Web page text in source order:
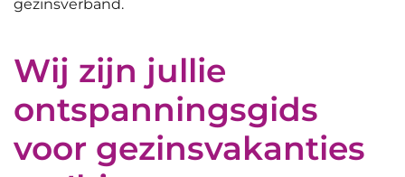
gezinsverband.
Wij zijn jullie
ontspanningsgids
voor gezinsvakanties